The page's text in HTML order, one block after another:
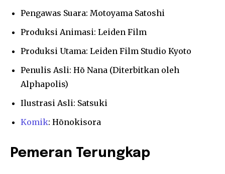
Pengawas Suara: Motoyama Satoshi
Produksi Animasi: Leiden Film
Produksi Utama: Leiden Film Studio Kyoto
Penulis Asli: Hō Nana (Diterbitkan oleh
Alphapolis)
Ilustrasi Asli: Satsuki
Komik: Hōnokisora
Pemeran Terungkap